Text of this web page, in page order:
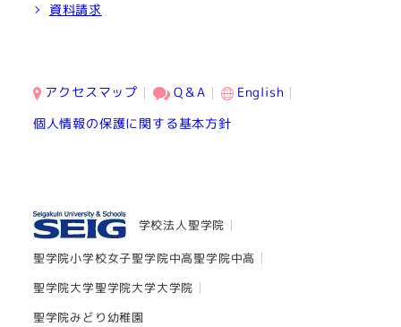
資料請求
アクセスマップ Q＆A
English
個人情報の保護に関する基本方針
学校法人聖学院
聖学院小学校女子聖学院中高聖学院中高
聖学院大学聖学院大学大学院
聖学院みどり幼稚園